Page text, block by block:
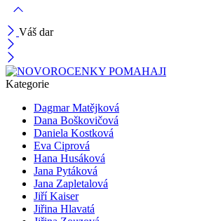
Váš dar
Kategorie
Dagmar Matějková
Dana Boškovičová
Daniela Kostková
Eva Ciprová
Hana Husáková
Jana Pytáková
Jana Zapletalová
Jiří Kaiser
Jiřina Hlavatá